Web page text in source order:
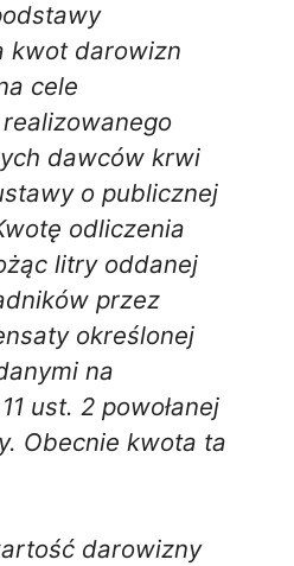
kwot darowizn
cele
dawców krwi
o publicznej
odliczenia
litry oddanej
przez
określonej
na
ust. 2 powołanej
Obecnie kwota ta
darowizny